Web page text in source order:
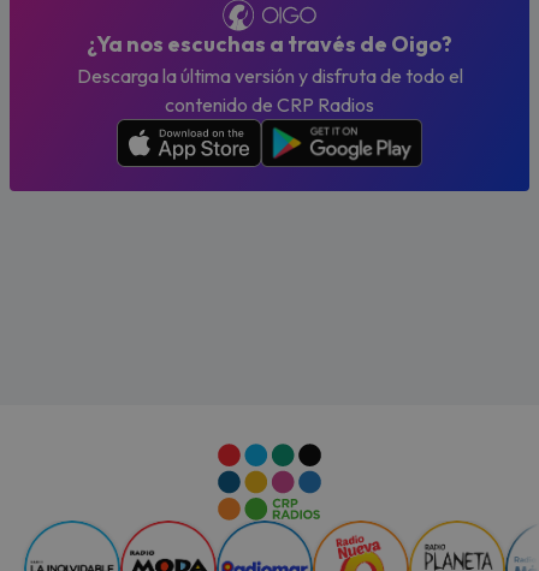
¿Ya nos escuchas a través de Oigo?
Descarga la última versión y disfruta de todo el
contenido de CRP Radios